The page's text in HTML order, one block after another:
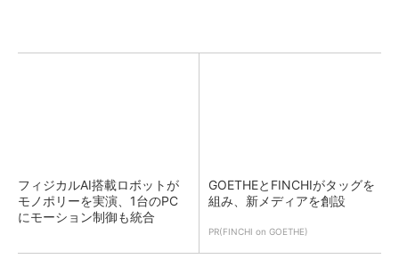
フィジカルAI搭載ロボットが
モノポリーを実演、1台のPC
にモーション制御も統合
GOETHEとFINCHIがタッグを
組み、新メディアを創設
PR(FINCHI on GOETHE)